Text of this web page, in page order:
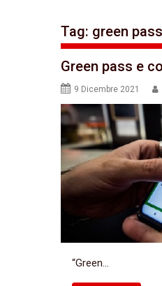
Tag: green pass
Green pass e
9 Dicembre 2021
“Green…